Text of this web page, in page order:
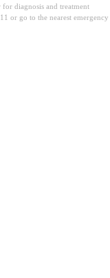
diagnosis and treatment
or go to the nearest emergency